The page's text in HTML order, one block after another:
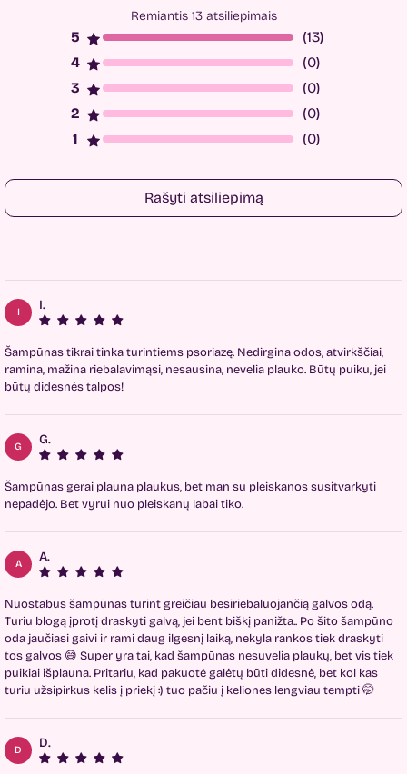
Remiantis 13 atsiliepimais
(13)
(0)
(0)
(0)
(0)
Rašyti atsiliepimą
I I.
Šampūnas tikrai tinka turintiems psoriazę. Nedirgina odos, atvirkščiai,
ramina, mažina riebalavimąsi, nesausina, nevelia plauko. Būtų puiku, jei
būtų didesnės talpos!
G G.
Šampūnas gerai plauna plaukus, bet man su pleiskanos susitvarkyti
nepadėjo. Bet vyrui nuo pleiskanų labai tiko.
A A.
Nuostabus šampūnas turint greičiau besiriebaluojančią galvos odą.
Turiu blogą įprotį draskyti galvą, jei bent biškį panižta.. Po šito šampūno
oda jaučiasi gaivi ir rami daug ilgesnį laiką, nekyla rankos tiek draskyti
tos galvos 😅 Super yra tai, kad šampūnas nesuvelia plaukų, bet vis tiek
puikiai išplauna. Pritariu, kad pakuotė galėtų būti didesnė, bet kol kas
turiu užsipirkus kelis į priekį :) tuo pačiu į keliones lengviau tempti 🤭
D D.